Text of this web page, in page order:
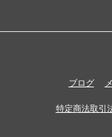
ブログ
特定商法取引